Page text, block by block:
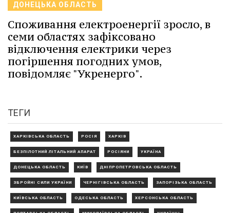
ДОНЕЦЬКА ОБЛАСТЬ
Споживання електроенергії зросло, в
семи областях зафіксовано
відключення електрики через
погіршення погодних умов,
повідомляє "Укренерго".
ТЕГИ
ХАРКІВСЬКА ОБЛАСТЬ РОСІЯ ХАРКІВ
БЕЗПІЛОТНИЙ ЛІТАЛЬНИЙ АПАРАТ РОСІЯНИ УКРАЇНА
ДОНЕЦЬКА ОБЛАСТЬ КИЇВ ДНІПРОПЕТРОВСЬКА ОБЛАСТЬ
ЗБРОЙНІ СИЛИ УКРАЇНИ ЧЕРНІГІВСЬКА ОБЛАСТЬ ЗАПОРІЗЬКА ОБЛАСТЬ
КИЇВСЬКА ОБЛАСТЬ ОДЕСЬКА ОБЛАСТЬ ХЕРСОНСЬКА ОБЛАСТЬ